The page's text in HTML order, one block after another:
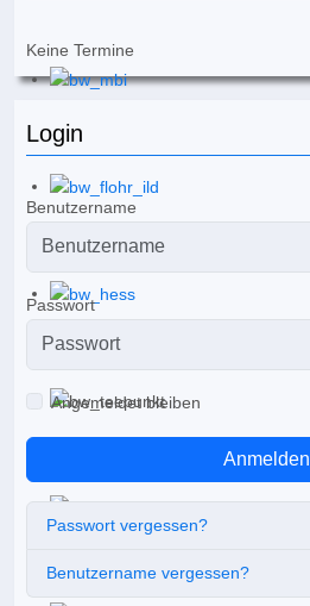
Keine Termine
Login
Benutzername
Passwort
Angemeldet bleiben
Anmelden
Passwort vergessen?
Benutzername vergessen?